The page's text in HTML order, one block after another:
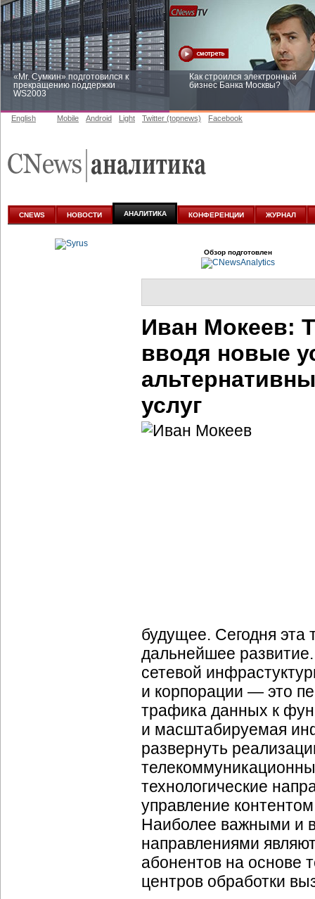
«Mr. Сумкин» подготовился к
прекращению поддержки
WS2003
Как строился электронный
бизнес Банка Москвы?
аналитике
English Mobile Android Light Twitter (topnews) Facebook
CNEWS НОВОСТИ АНАЛИТИКА КОНФЕРЕНЦИИ ЖУРНАЛ
Обзор подготовлен
Иван Мокеев:
вводя новые
услуг
будущее. Сегодня эта
дальнейшее
сетевой
и корпорации — это
трафика данных к
и масштабируемая
развернуть
технологические
управление
Наиболее важными и
направлениями
абонентов на основе
центров обработки